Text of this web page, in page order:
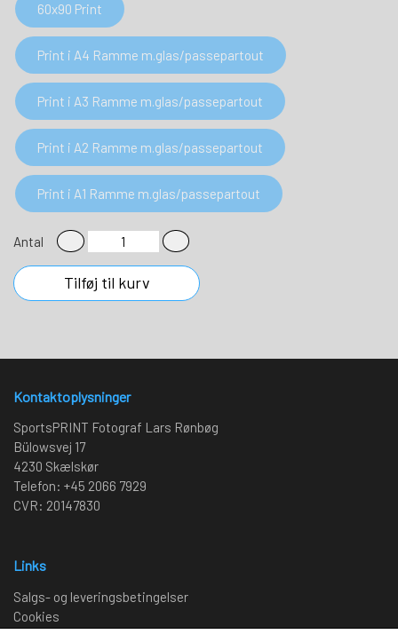
60x90 Print
Print i A4 Ramme m.glas/passepartout
Print i A3 Ramme m.glas/passepartout
Print i A2 Ramme m.glas/passepartout
Print i A1 Ramme m.glas/passepartout
Antal
Tilføj til kurv
Kontaktoplysninger
SportsPRINT Fotograf Lars Rønbøg
Bülowsvej 17
4230 Skælskør
Telefon: +45 2066 7929
CVR: 20147830
Links
Salgs- og leveringsbetingelser
Cookies